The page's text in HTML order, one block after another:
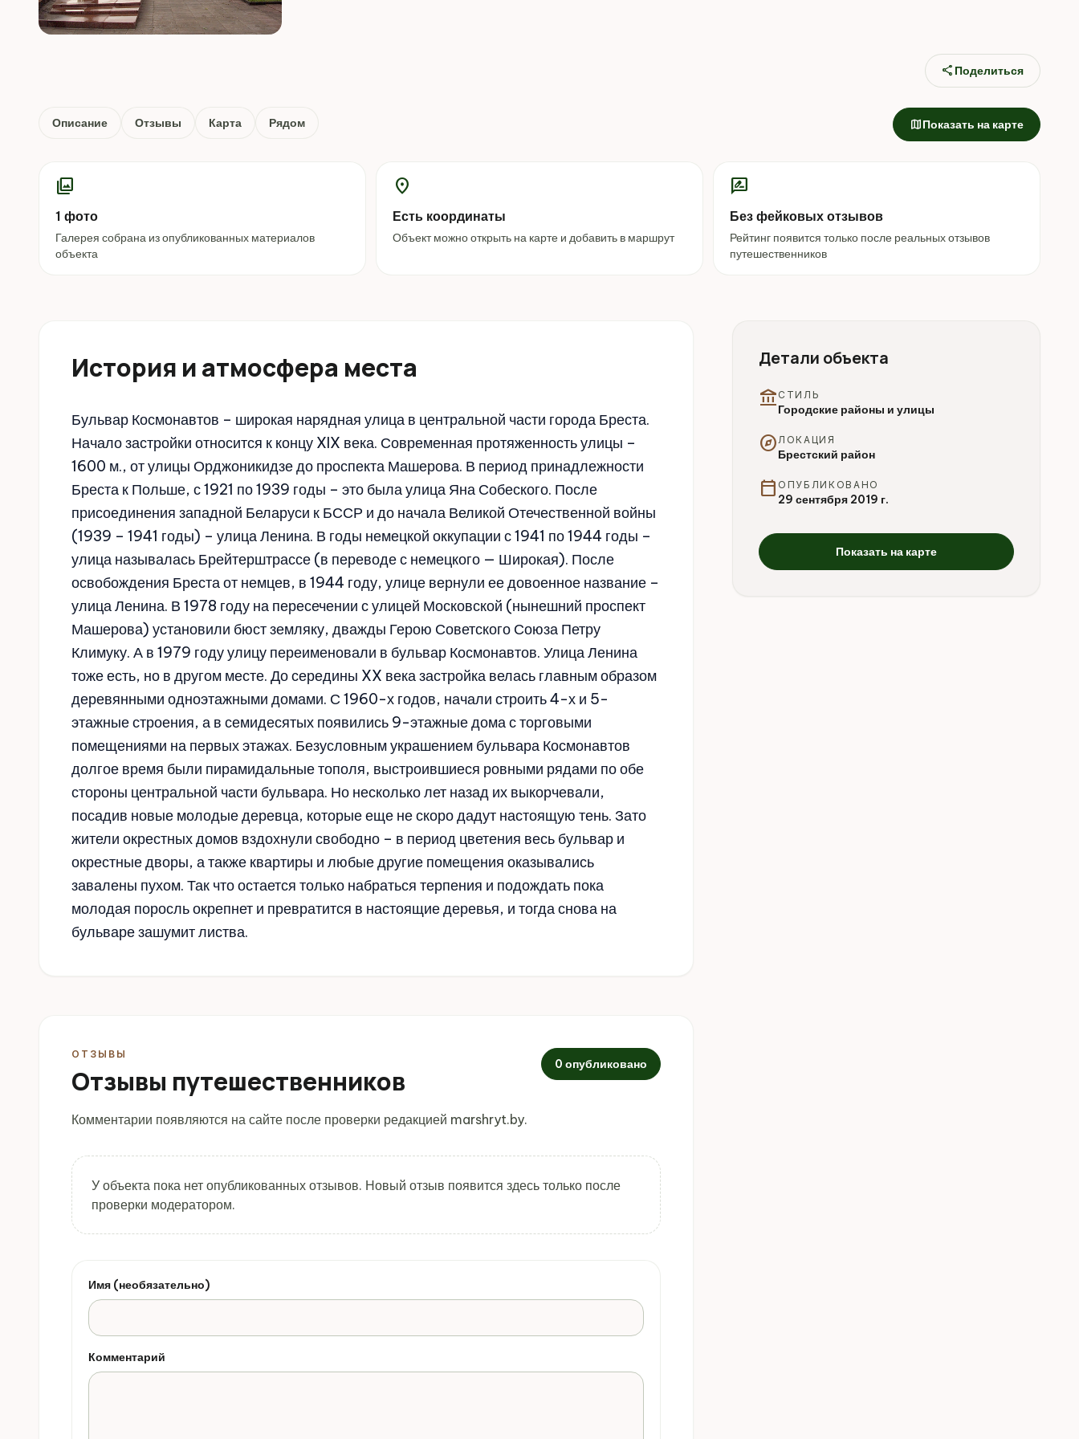
share Поделиться
Описание Отзывы Карта Рядом mapПоказать на карте
photo_library
1 фото
Галерея собрана из опубликованных материалов
объекта
location_on
Есть координаты
Объект можно открыть на карте и добавить в маршрут
rate_review
Без фейковых отзывов
Рейтинг появится только после реальных отзывов
путешественников
История и атмосфера места
Бульвар Космонавтов – широкая нарядная улица в центральной части города Бреста.
Начало застройки относится к концу XIX века. Современная протяженность улицы –
1600 м., от улицы Орджоникидзе до проспекта Машерова. В период принадлежности
Бреста к Польше, с 1921 по 1939 годы – это была улица Яна Собеского. После
присоединения западной Беларуси к БССР и до начала Великой Отечественной войны
(1939 – 1941 годы) – улица Ленина. В годы немецкой оккупации с 1941 по 1944 годы –
улица называлась Брейтерштрассе (в переводе с немецкого — Широкая). После
освобождения Бреста от немцев, в 1944 году, улице вернули ее довоенное название –
улица Ленина. В 1978 году на пересечении с улицей Московской (нынешний проспект
Машерова) установили бюст земляку, дважды Герою Советского Союза Петру
Климуку. А в 1979 году улицу переименовали в бульвар Космонавтов. Улица Ленина
тоже есть, но в другом месте. До середины XX века застройка велась главным образом
деревянными одноэтажными домами. С 1960-х годов, начали строить 4-х и 5-
этажные строения, а в семидесятых появились 9-этажные дома с торговыми
помещениями на первых этажах. Безусловным украшением бульвара Космонавтов
долгое время были пирамидальные тополя, выстроившиеся ровными рядами по обе
стороны центральной части бульвара. Но несколько лет назад их выкорчевали,
посадив новые молодые деревца, которые еще не скоро дадут настоящую тень. Зато
жители окрестных домов вздохнули свободно – в период цветения весь бульвар и
окрестные дворы, а также квартиры и любые другие помещения оказывались
завалены пухом. Так что остается только набраться терпения и подождать пока
молодая поросль окрепнет и превратится в настоящие деревья, и тогда снова на
бульваре зашумит листва.
ОТЗЫВЫ
Отзывы путешественников
0 опубликовано
Комментарии появляются на сайте после проверки редакцией marshryt.by.
У объекта пока нет опубликованных отзывов. Новый отзыв появится здесь только после
проверки модератором.
Имя (необязательно)
Комментарий
Детали объекта
account_balance СТИЛЬ
Городские районы и улицы
explore ЛОКАЦИЯ
Брестский район
calendar_today ОПУБЛИКОВАНО
29 сентября 2019 г.
Показать на карте